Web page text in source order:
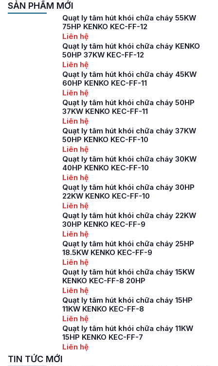
SẢN PHẨM MỚI
Quạt ly tâm hút khói chữa cháy 55KW
75HP KENKO KEC-FF-12
Liên hệ
Quạt ly tâm hút khói chữa cháy KENKO
50HP 37KW KEC-FF-12
Liên hệ
Quạt ly tâm hút khói chữa cháy 45KW
60HP KENKO KEC-FF-11
Liên hệ
Quạt ly tâm hút khói chữa cháy 50HP
37KW KENKO KEC-FF-11
Liên hệ
Quạt ly tâm hút khói chữa cháy 37KW
50HP KENKO KEC-FF-10
Liên hệ
Quạt ly tâm hút khói chữa cháy 30KW
40HP KENKO KEC-FF-10
Liên hệ
Quạt ly tâm hút khói chữa cháy 30HP
22KW KENKO KEC-FF-10
Liên hệ
Quạt ly tâm hút khói chữa cháy 22KW
30HP KENKO KEC-FF-9
Liên hệ
Quạt ly tâm hút khói chữa cháy 25HP
18.5KW KENKO KEC-FF-9
Liên hệ
Quạt ly tâm hút khói chữa cháy 15KW
KENKO KEC-FF-8 20HP
Liên hệ
Quạt ly tâm hút khói chữa cháy 15HP
11KW KENKO KEC-FF-8
Liên hệ
Quạt ly tâm hút khói chữa cháy 11KW
15HP KENKO KEC-FF-7
Liên hệ
TIN TỨC MỚI